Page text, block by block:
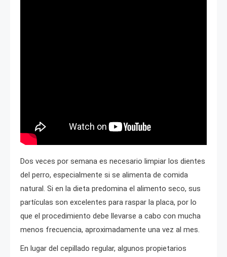
Dos veces por semana es necesario limpiar los dientes
del perro, especialmente si se alimenta de comida
natural. Si en la dieta predomina el alimento seco, sus
partículas son excelentes para raspar la placa, por lo
que el procedimiento debe llevarse a cabo con mucha
menos frecuencia, aproximadamente una vez al mes.
En lugar del cepillado regular, algunos propietarios